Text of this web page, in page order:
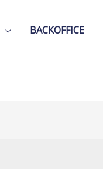
BACKOFFICE